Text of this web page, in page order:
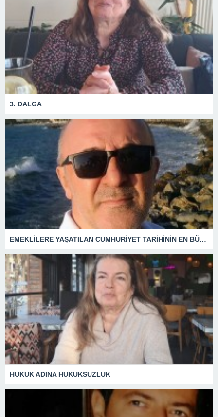
3. DALGA
EMEKLİLERE YAŞATILAN CUMHURİYET TARİHİNİN EN BÜYÜK ZULMÜNÜN DERİN ANALİZİ !
HUKUK ADINA HUKUKSUZLUK